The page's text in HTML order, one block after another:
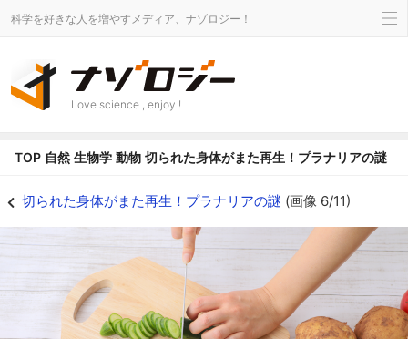
科学を好きな人を増やすメディア、ナゾロジー！
Love science , enjoy !
TOP 自然 生物学 動物 切られた身体がまた再生！プラナリアの謎
切られた身体がまた再生！プラナリアの謎 (画像 6/11)